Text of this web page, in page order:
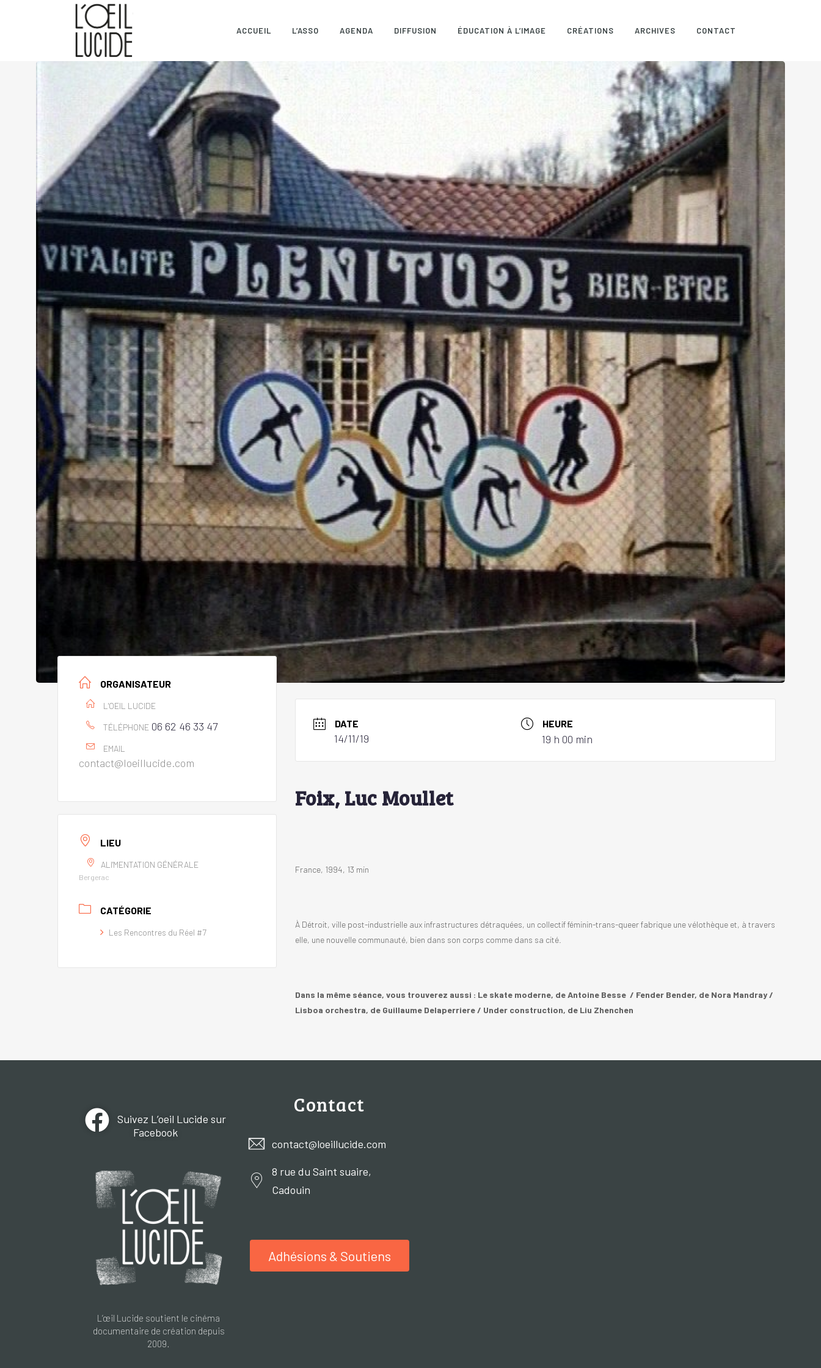
ACCUEIL L’ASSO AGENDA DIFFUSION ÉDUCATION À L’IMAGE CRÉATIONS ARCHIVES CONTACT
ORGANISATEUR
L'OEIL LUCIDE
TÉLÉPHONE 06 62 46 33 47
EMAIL
contact@loeillucide.com
LIEU
ALI'MENTATION GÉNÉRALE
Bergerac
CATÉGORIE
Les Rencontres du Réel #7
DATE
14/11/19
HEURE
19 h 00 min
Foix, Luc Moullet
France, 1994, 13 min
À Détroit, ville post-industrielle aux infrastructures détraquées, un collectif féminin-trans-queer fabrique une vélothèque et, à travers
elle, une nouvelle communauté, bien dans son corps comme dans sa cité.
Dans la même séance, vous trouverez aussi : Le skate moderne, de Antoine Besse / Fender Bender, de Nora Mandray /
Lisboa orchestra, de Guillaume Delaperriere / Under construction, de Liu Zhenchen
Suivez L’oeil Lucide sur
Facebook
L’œil Lucide soutient le cinéma
documentaire de création depuis
2009.
Contact
contact@loeillucide.com
8 rue du Saint suaire,
Cadouin
Adhésions & Soutiens